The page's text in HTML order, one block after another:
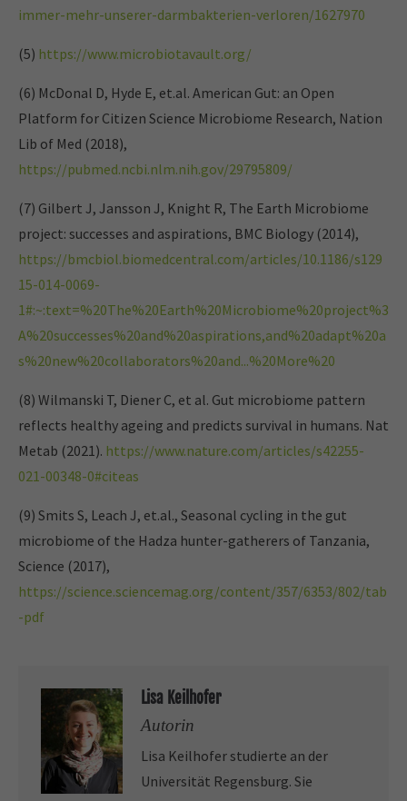
immer-mehr-unserer-darmbakterien-verloren/1627970
(5) https://www.microbiotavault.org/
(6) McDonal D, Hyde E, et.al. American Gut: an Open
Platform for Citizen Science Microbiome Research, Nation
Lib of Med (2018),
https://pubmed.ncbi.nlm.nih.gov/29795809/
(7) Gilbert J, Jansson J, Knight R, The Earth Microbiome
project: successes and aspirations, BMC Biology (2014),
https://bmcbiol.biomedcentral.com/articles/10.1186/s129
15-014-0069-
1#:~:text=%20The%20Earth%20Microbiome%20project%3
A%20successes%20and%20aspirations,and%20adapt%20a
s%20new%20collaborators%20and...%20More%20
(8) Wilmanski T, Diener C, et al. Gut microbiome pattern
reflects healthy ageing and predicts survival in humans. Nat
Metab (2021). https://www.nature.com/articles/s42255-
021-00348-0#citeas
(9) Smits S, Leach J, et.al., Seasonal cycling in the gut
microbiome of the Hadza hunter-gatherers of Tanzania,
Science (2017),
https://science.sciencemag.org/content/357/6353/802/tab
-pdf
Lisa Keilhofer
Autorin
Lisa Keilhofer studierte an der
Universität Regensburg. Sie